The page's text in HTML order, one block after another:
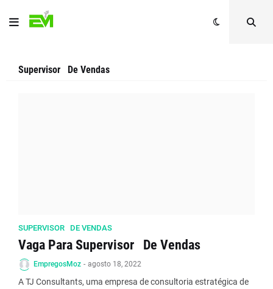
Supervisor De Vendas
SUPERVISOR DE VENDAS
Vaga Para Supervisor De Vendas
EmpregosMoz - agosto 18, 2022
A TJ Consultants, uma empresa de consultoria estratégica de